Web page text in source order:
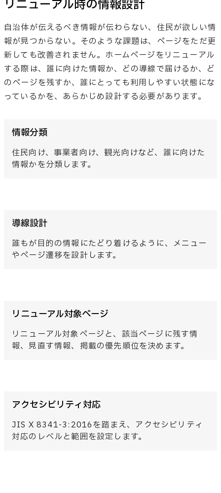
リニューアル時の情報設計
自治体が伝えるべき情報が伝わらない、住民が欲しい情
報が見つからない。そのような課題は、ページをただ更
新しても改善されません。ホームページをリニューアル
する際は、誰に向けた情報か、どの導線で届けるか、ど
のページを残すか、誰にとっても利用しやすい状態にな
っているかを、あらかじめ設計する必要があります。
情報分類
住民向け、事業者向け、観光向けなど、誰に向けた
情報かを分類します。
導線設計
誰もが目的の情報にたどり着けるように、メニュー
やページ遷移を設計します。
リニューアル対象ページ
リニューアル対象ページと、該当ページに残す情
報、見直す情報、掲載の優先順位を決めます。
アクセシビリティ対応
JIS X 8341-3:2016を踏まえ、アクセシビリティ
対応のレベルと範囲を設定します。